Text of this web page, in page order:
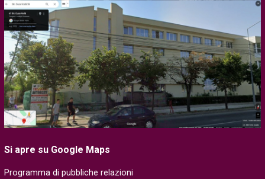
Si apre su Google Maps
Programma di pubbliche relazioni